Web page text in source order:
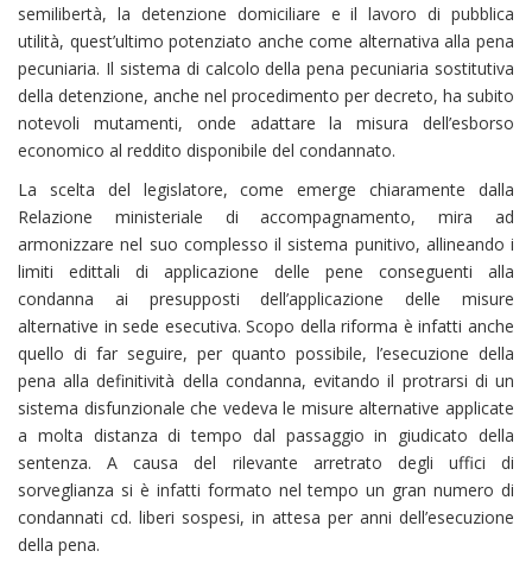
semilibertà, la detenzione domiciliare e il lavoro di pubblica
utilità, quest’ultimo potenziato anche come alternativa alla pena
pecuniaria. Il sistema di calcolo della pena pecuniaria sostitutiva
della detenzione, anche nel procedimento per decreto, ha subito
notevoli mutamenti, onde adattare la misura dell’esborso
economico al reddito disponibile del condannato.
La scelta del legislatore, come emerge chiaramente dalla
Relazione ministeriale di accompagnamento, mira ad
armonizzare nel suo complesso il sistema punitivo, allineando i
limiti edittali di applicazione delle pene conseguenti alla
condanna ai presupposti dell’applicazione delle misure
alternative in sede esecutiva. Scopo della riforma è infatti anche
quello di far seguire, per quanto possibile, l’esecuzione della
pena alla definitività della condanna, evitando il protrarsi di un
sistema disfunzionale che vedeva le misure alternative applicate
a molta distanza di tempo dal passaggio in giudicato della
sentenza. A causa del rilevante arretrato degli uffici di
sorveglianza si è infatti formato nel tempo un gran numero di
condannati cd. liberi sospesi, in attesa per anni dell’esecuzione
della pena.